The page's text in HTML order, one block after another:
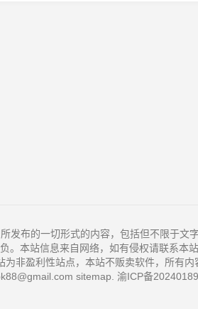
发布的一切形式的内容，包括但不限于
。本站信息来自网络，如有侵权请联系
非盈利性站点，本站不贩卖软件，所有
sitemap 渝ICP备